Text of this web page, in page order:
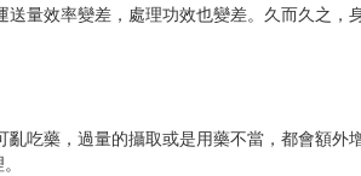
量效率變差，處理功效也變差。久而久之，
吃藥，過量的攝取或是用藥不當，都會額外